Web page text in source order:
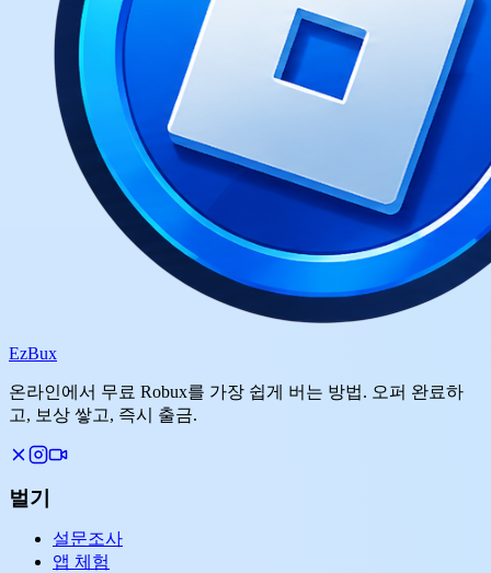
EzBux
온라인에서 무료 Robux를 가장 쉽게 버는 방법. 오퍼 완료하
고, 보상 쌓고, 즉시 출금.
벌기
설문조사
앱 체험